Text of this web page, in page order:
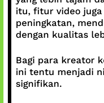
itu, fitur video
peningkatan,
dengan kualitas
Bagi para kreator
ini tentu menjadi
signifikan.